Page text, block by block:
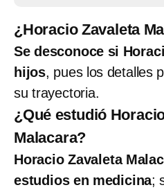
¿Horacio Zavaleta
Se desconoce si
hijos, pues los detalles
su trayectoria.
¿Qué estudió
Malacara?
Horacio Zavaleta
estudios en medicina;